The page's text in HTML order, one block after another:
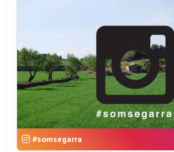
#somsegarra